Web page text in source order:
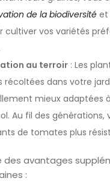
de la biodiversité et
cultiver vos variétés
au terroir : Les
récoltées dans votre
mieux adaptées
Au fil des générations,
de tomates plus
des avantages
: